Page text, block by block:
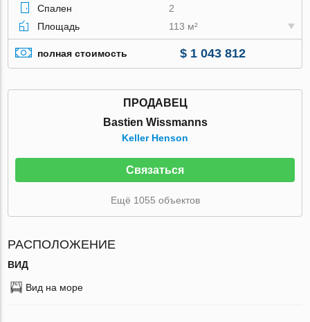
Спален
2
Площадь
113 м²
полная стоимость $ 1 043 812
ПРОДАВЕЦ
Bastien Wissmanns
Keller Henson
Связаться
Ещё 1055 объектов
РАСПОЛОЖЕНИЕ
ВИД
Вид на море